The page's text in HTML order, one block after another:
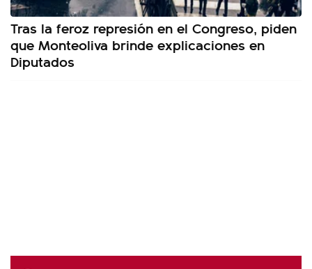
Tras la feroz represión en el Congreso, piden
que Monteoliva brinde explicaciones en
Diputados